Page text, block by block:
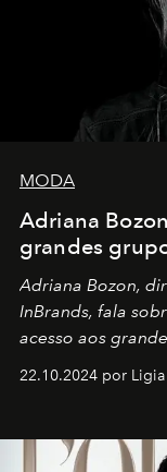
MODA
Adriana
grandes
Adriana Bozon,
InBrands, fala
acesso aos
22.10.2024 por Ligia